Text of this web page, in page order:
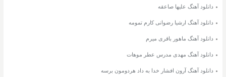
دانلود آهنگ علیها صاعقه
دانلود آهنگ ارشیا رضوانی کارم تمومه
دانلود آهنگ ماهور باقری میرم
دانلود آهنگ مهدی مدرس عطر موهات
دانلود آهنگ آرون افشار خدا به داد هردومون برسه